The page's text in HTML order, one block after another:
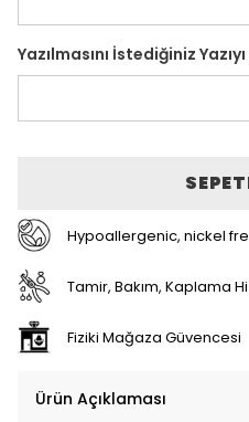
Yazılmasını İstediğiniz
Hypoallergenic, nickel
Tamir, Bakım, Kaplama
Fiziki Mağaza Güvencesi
Ürün Açıklaması